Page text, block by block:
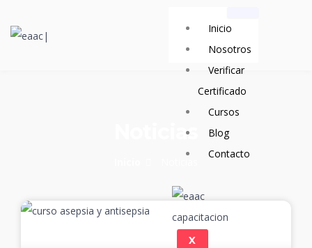
Inicio
Nosotros
Verificar
Certificado
Cursos
Blog
Contacto
X
Noticias